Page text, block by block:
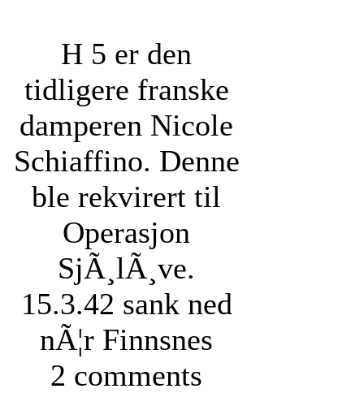
H 5 er den
tidligere franske
damperen Nicole
Schiaffino. Denne
ble rekvirert til
Operasjon
SjÃ¸lÃ¸ve.
15.3.42 sank ned
nÃ¦r Finnsnes
2 comments